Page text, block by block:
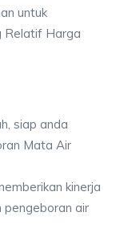
untuk
Relatif Harga
siap anda
Mata Air
kinerja
pengeboran air